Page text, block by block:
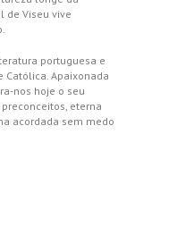
de Viseu vive
portuguesa e
Católica. Apaixonada
nos hoje o seu
eterna
acordada sem medo